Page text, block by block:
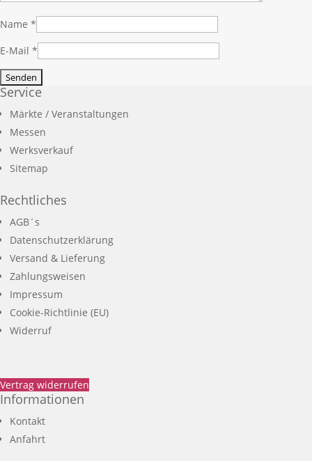
Name *
E-Mail *
Service
Märkte / Veranstaltungen
Messen
Werksverkauf
Sitemap
Rechtliches
AGB´s
Datenschutzerklärung
Versand & Lieferung
Zahlungsweisen
Impressum
Cookie-Richtlinie (EU)
Widerruf
Vertrag widerrufen
Informationen
Kontakt
Anfahrt